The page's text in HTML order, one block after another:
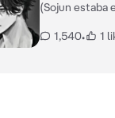
(Sojun estaba
en el lugar
1,540• 1